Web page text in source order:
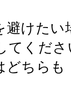
避けた
てくださ
どちら